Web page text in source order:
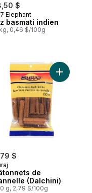
$
Elephant
basmati indien
0,46 $/100g
Heritage au panier
$
de
(Dalchini)
g, 2,79 $/100g
Ajouter